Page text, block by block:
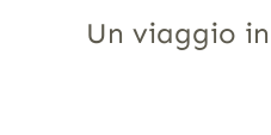
Un viaggio